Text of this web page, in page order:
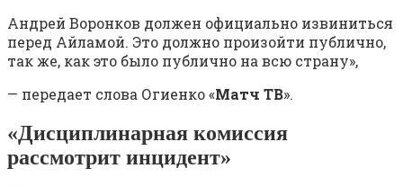
Андрей Воронков должен официально извиниться
перед Айламой. Это должно произойти публично,
так же, как это было публично на всю страну»,
— передает слова Огиенко «Матч ТВ».
«Дисциплинарная комиссия
рассмотрит инцидент»